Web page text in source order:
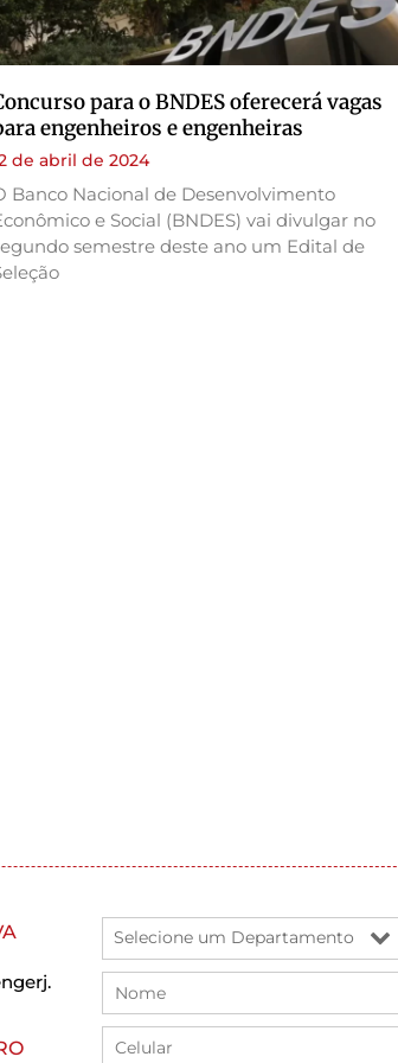
para o BNDES oferecerá vagas
engenheiros e engenheiras
de abril de 2024
Banco Nacional de Desenvolvimento
e Social (BNDES) vai divulgar no
semestre deste ano um Edital de